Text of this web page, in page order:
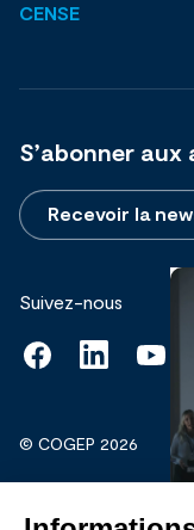
CENSE
S’abonner
Recevoir la
Suivez-nous
© COGEP 2026